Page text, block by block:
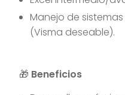
Manejo de sistemas
(Visma deseable).
🎁 Beneficios